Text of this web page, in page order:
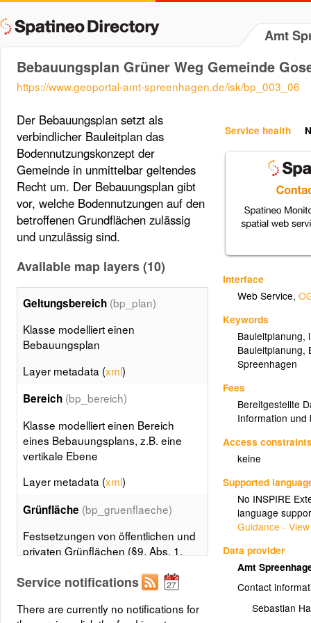
Amt
Bebauungsplan Grüner Weg Gemeinde
https://www.geoportal-amt-spreenhagen.de/isk/bp_003_06
Service health
Interface
Web Service,
Keywords
Bauleitplanung,
Bauleitplanung,
Spreenhagen
Fees
Bereitgestellte
Information und
Access
keine
Supported
No INSPIRE
language
Guidance -
Data provider
Amt
Contact
Sebastian
Der Bebauungsplan setzt als
verbindlicher Bauleitplan das
Bodennutzungskonzept der
Gemeinde in unmittelbar geltendes
Recht um. Der Bebauungsplan gibt
vor, welche Bodennutzungen auf den
betroffenen Grundflächen zulässig
und unzulässig sind.
Available map layers (10)
Geltungsbereich (bp_plan)
Klasse modelliert einen
Bebauungsplan
Layer metadata (xml)
Bereich (bp_bereich)
Klasse modelliert einen Bereich
eines Bebauungsplans, z.B. eine
vertikale Ebene
Layer metadata (xml)
Grünfläche (bp_gruenflaeche)
Festsetzungen von öffentlichen und
privaten Grünflächen (§9, Abs. 1,
die Kleintierhaltung (§9, Abs. 1, Nr.
Service notifications
There are currently no notifications for